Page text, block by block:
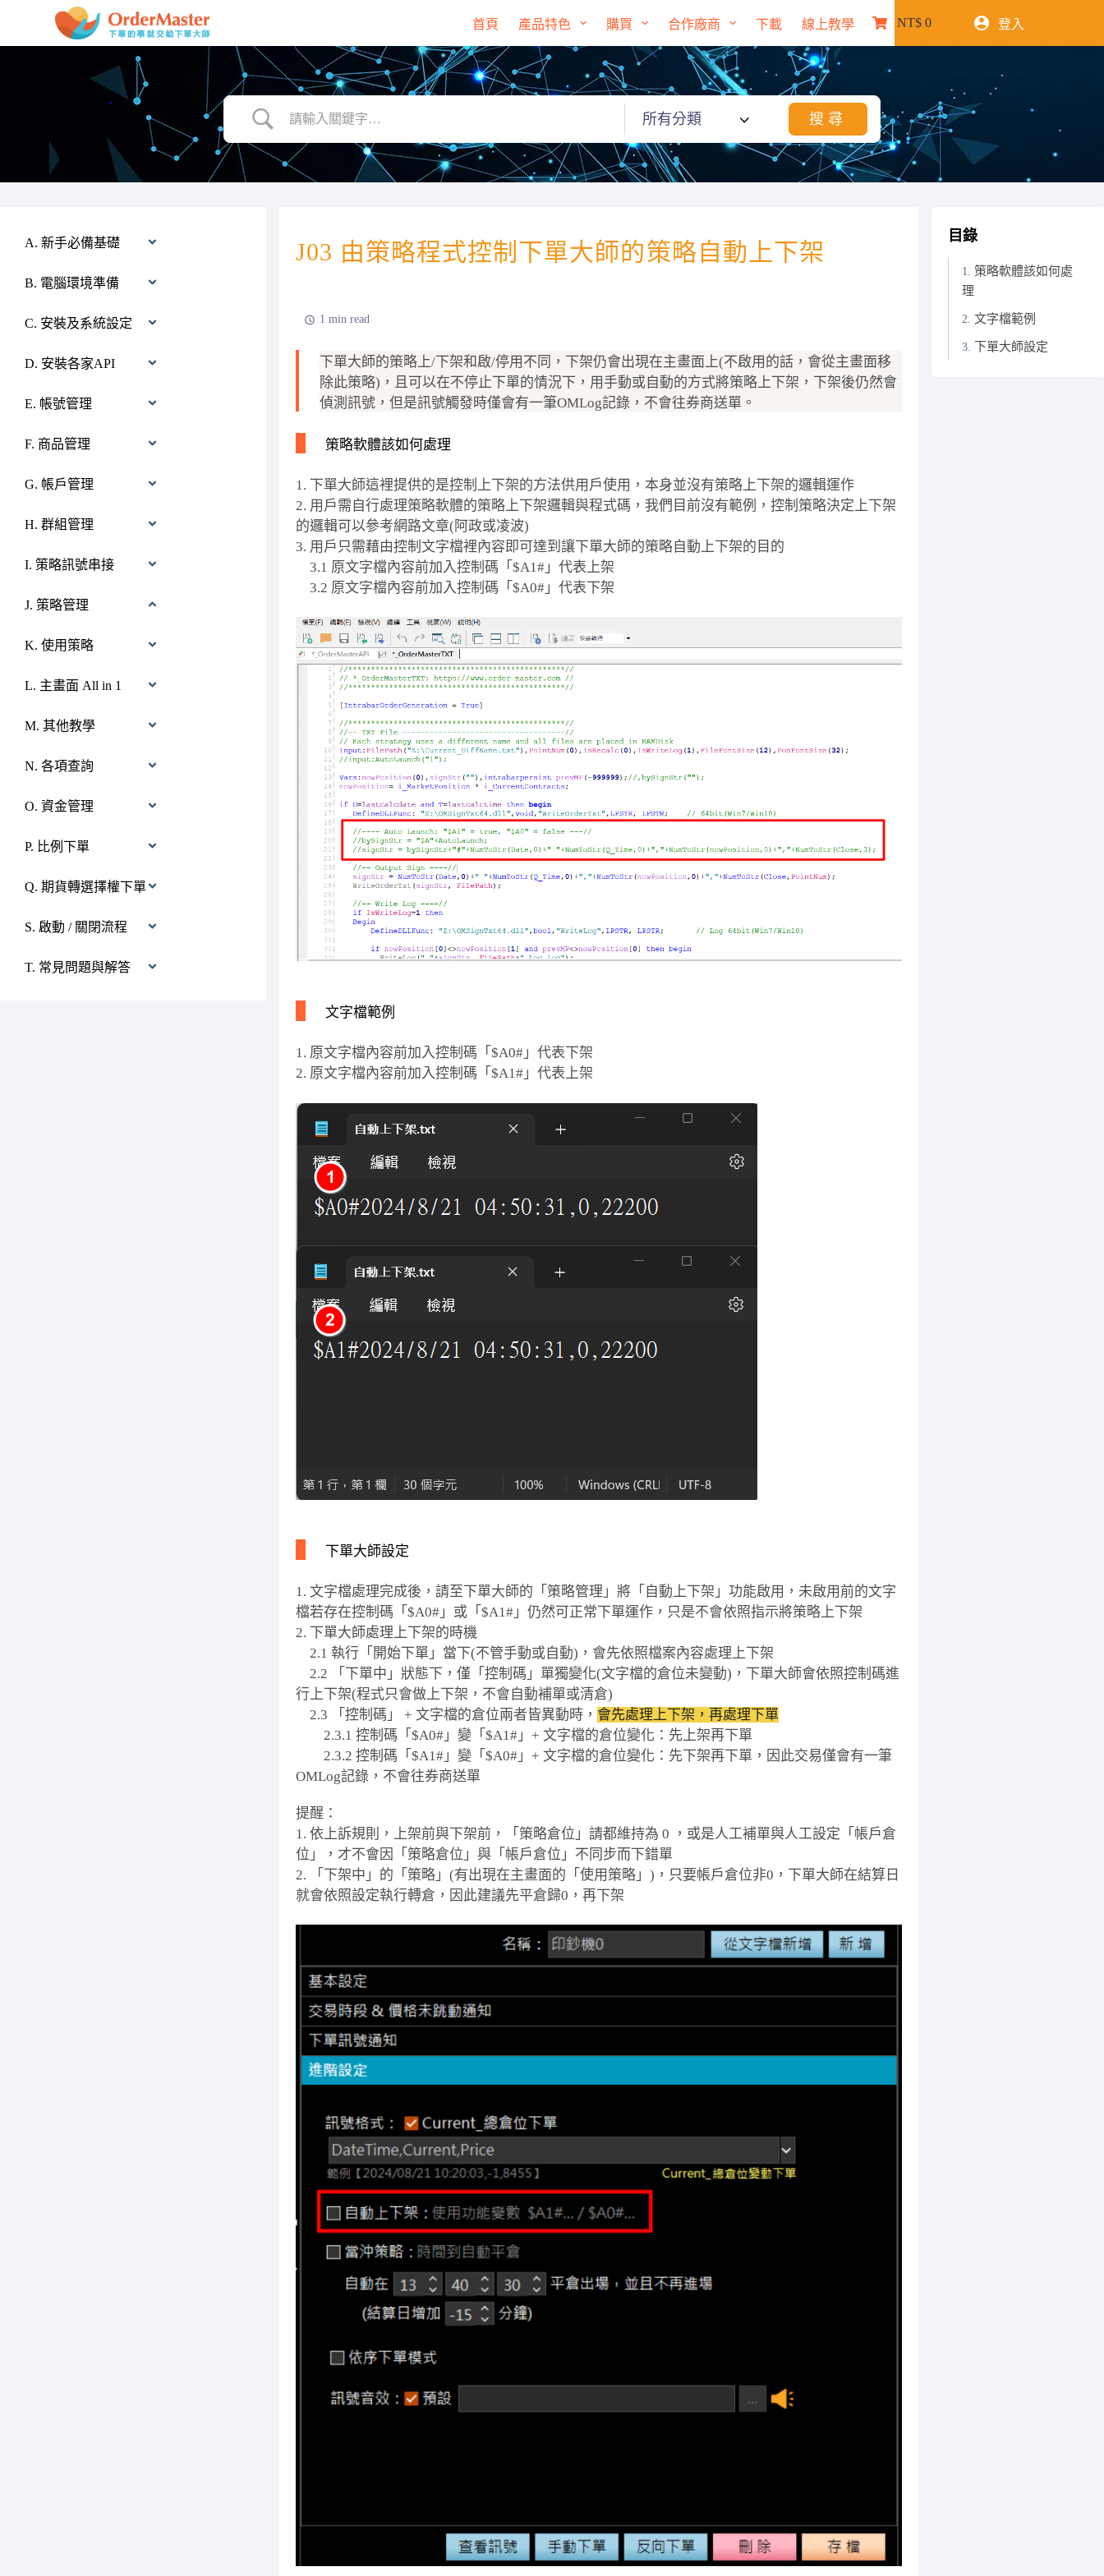
首頁 產品特色 購買 合作廠商 下載 線上教學
購
NT$0 登入
A. 新手必備基礎
B. 電腦環境準備
C. 安裝及系統設定
D. 安裝各家API
E. 帳號管理
F. 商品管理
G. 帳戶管理
H. 群組管理
I. 策略訊號串接
J. 策略管理
K. 使用策略
L. 主畫面 All in 1
M. 其他教學
N. 各項查詢
O. 資金管理
P. 比例下單
Q. 期貨轉選擇權下單
S. 啟動 / 關閉流程
T. 常見問題與解答
J03 由策略程式控制下單大師的策略自動上下架
1 min read
下單大師的策略上/下架和啟/停用不同，下架仍會出現在主畫面上(不啟用的話，會從主畫面移
除此策略)，且可以在不停止下單的情況下，用手動或自動的方式將策略上下架，下架後仍然會
偵測訊號，但是訊號觸發時僅會有一筆OMLog記錄，不會往券商送單。
策略軟體該如何處理
1. 下單大師這裡提供的是控制上下架的方法供用戶使用，本身並沒有策略上下架的邏輯運作
2. 用戶需自行處理策略軟體的策略上下架邏輯與程式碼，我們目前沒有範例，控制策略決定上下架
的邏輯可以參考網路文章(阿政或凌波)
3. 用戶只需藉由控制文字檔裡內容即可達到讓下單大師的策略自動上下架的目的
3.1 原文字檔內容前加入控制碼「$A1#」代表上架
3.2 原文字檔內容前加入控制碼「$A0#」代表下架
文字檔範例
1. 原文字檔內容前加入控制碼「$A0#」代表下架
2. 原文字檔內容前加入控制碼「$A1#」代表上架
下單大師設定
1. 文字檔處理完成後，請至下單大師的「策略管理」將「自動上下架」功能啟用，未啟用前的文字
檔若存在控制碼「$A0#」或「$A1#」仍然可正常下單運作，只是不會依照指示將策略上下架
2. 下單大師處理上下架的時機
2.1 執行「開始下單」當下(不管手動或自動)，會先依照檔案內容處理上下架
2.2 「下單中」狀態下，僅「控制碼」單獨變化(文字檔的倉位未變動)，下單大師會依照控制碼進
行上下架(程式只會做上下架，不會自動補單或清倉)
2.3 「控制碼」 + 文字檔的倉位兩者皆異動時， 會先處理上下架，再處理下單
2.3.1 控制碼「$A0#」變「$A1#」+ 文字檔的倉位變化：先上架再下單
2.3.2 控制碼「$A1#」變「$A0#」+ 文字檔的倉位變化：先下架再下單，因此交易僅會有一筆
OMLog記錄，不會往券商送單
提醒：
1. 依上訴規則，上架前與下架前，「策略倉位」請都維持為 0 ，或是人工補單與人工設定「帳戶倉
位」，才不會因「策略倉位」與「帳戶倉位」不同步而下錯單
2. 「下架中」的「策略」(有出現在主畫面的「使用策略」)，只要帳戶倉位非0，下單大師在結算日
就會依照設定執行轉倉，因此建議先平倉歸0，再下架
目錄
策略軟體該如何處
理
文字檔範例
下單大師設定